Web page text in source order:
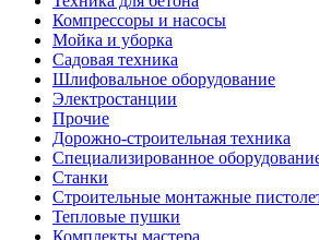
Компрессоры и насосы
Мойка и уборка
Садовая техника
Шлифовальное оборудование
Электростанции
Прочие
Дорожно-строительная техника
Специализированное
Станки
Строительные монтажные
Тепловые пушки
Комплекты мастера